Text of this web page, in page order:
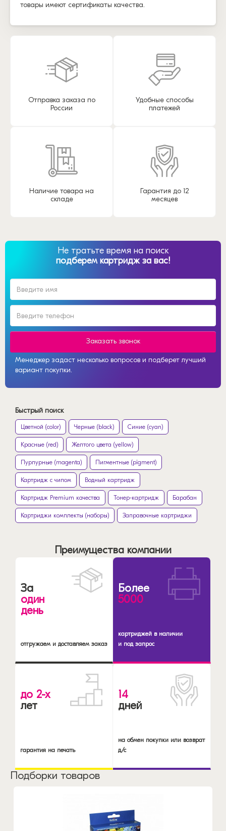
товары имеют сертификаты качества.
Отправка заказа по
России
Удобные способы
платежей
Наличие товара на
складе
Гарантия до 12
месяцев
Не тратьте время на поиск
подберем картридж за вас!
Заказать звонок
Менеджер задаст несколько вопросов и подберет лучший
вариант покупки.
Быстрый поиск
Цветной (color) Черные (black) Синие (cyan)
Красные (red) Желтого цвета (yellow)
Пурпурные (magenta) Пигментные (pigment)
Картридж с чипом Водный картридж
Картридж Premium качества Тонер-картридж Барабан
Картриджи комплекты (наборы) Заправочные картриджи
Преимущества компании
За
один
день
отгружаем и доставляем заказ
Более
5000
картриджей в наличии
и под запрос
до 2-х
лет
гарантия на печать
14
дней
на обмен покупки или возврат
д/с
Подборки товаров